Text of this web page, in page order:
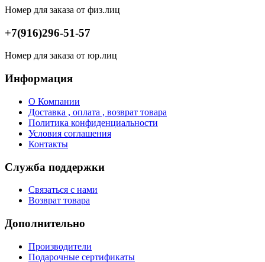
Номер для заказа от физ.лиц
+7(916)296-51-57
Номер для заказа от юр.лиц
Информация
О Компании
Доставка , оплата , возврат товара
Политика конфиденциальности
Условия соглашения
Контакты
Служба поддержки
Связаться с нами
Возврат товара
Дополнительно
Производители
Подарочные сертификаты